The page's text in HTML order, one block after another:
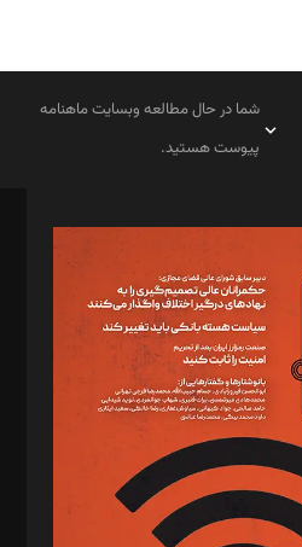
شما در حال مطالعه وبسایت ماهنامه
پیوست هستید.
یسنا امان‌پور، سروش کرمیان،